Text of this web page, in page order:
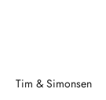
Tim & Simonsen